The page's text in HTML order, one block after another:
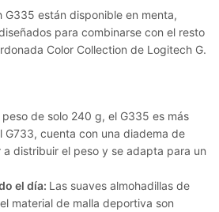
G335 están disponible en menta,
para combinarse con el resto
Color Collection de Logitech G.
peso de solo 240 g, el G335 es más
G733, cuenta con una diadema de
distribuir el peso y se adapta para un
el día: Las suaves almohadillas de
material de malla deportiva son